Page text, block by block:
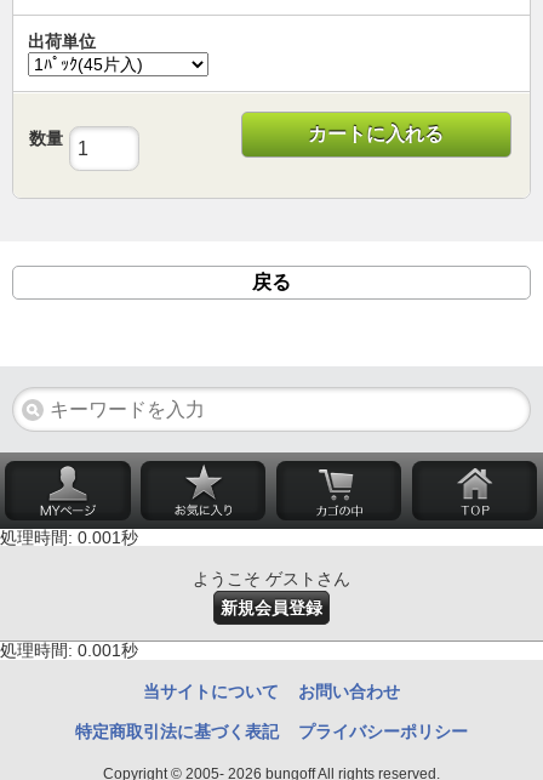
出荷単位
数量 カートに入れる
戻る
処理時間: 0.001秒
ようこそ ゲストさん
新規会員登録
処理時間: 0.001秒
当サイトについて お問い合わせ
特定商取引法に基づく表記 プライバシーポリシー
Copyright © 2005- 2026 bungoff All rights reserved.